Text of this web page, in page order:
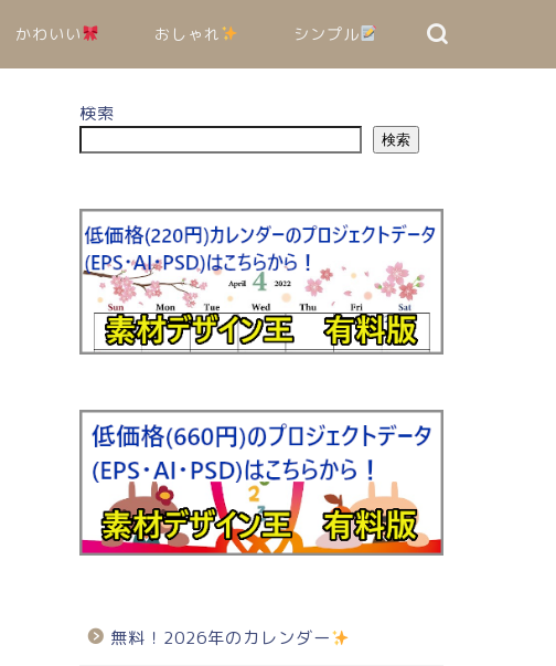
かわいい おしゃれ シンプル
検索
検索
無料！2026年のカレンダー